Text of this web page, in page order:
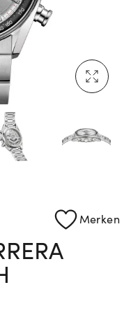
von Cartier
Merken